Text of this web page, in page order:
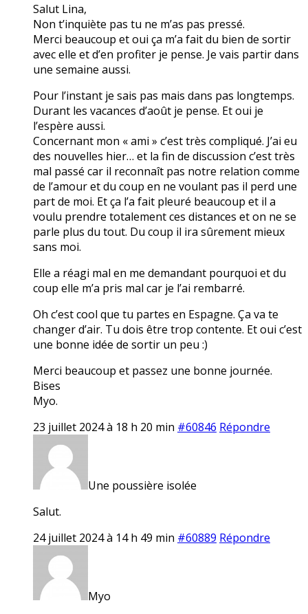
Salut Lina,
Non t’inquiète pas tu ne m’as pas pressé.
Merci beaucoup et oui ça m’a fait du bien de sortir
avec elle et d’en profiter je pense. Je vais partir dans
une semaine aussi.
Pour l’instant je sais pas mais dans pas longtemps.
Durant les vacances d’août je pense. Et oui je
l’espère aussi.
Concernant mon « ami » c’est très compliqué. J’ai eu
des nouvelles hier… et la fin de discussion c’est très
mal passé car il reconnaît pas notre relation comme
de l’amour et du coup en ne voulant pas il perd une
part de moi. Et ça l’a fait pleuré beaucoup et il a
voulu prendre totalement ces distances et on ne se
parle plus du tout. Du coup il ira sûrement mieux
sans moi.
Elle a réagi mal en me demandant pourquoi et du
coup elle m’a pris mal car je l’ai rembarré.
Oh c’est cool que tu partes en Espagne. Ça va te
changer d’air. Tu dois être trop contente. Et oui c’est
une bonne idée de sortir un peu :)
Merci beaucoup et passez une bonne journée.
Bises
Myo.
23 juillet 2024 à 18 h 20 min #60846 Répondre
Une poussière isolée
Salut.
24 juillet 2024 à 14 h 49 min #60889 Répondre
Myo